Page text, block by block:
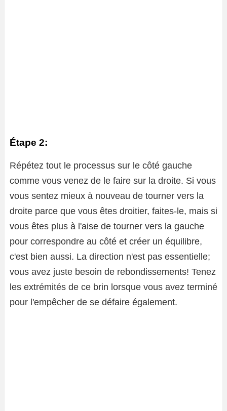
Étape 2:
Répétez tout le processus sur le côté gauche
comme vous venez de le faire sur la droite. Si vous
vous sentez mieux à nouveau de tourner vers la
droite parce que vous êtes droitier, faites-le, mais si
vous êtes plus à l'aise de tourner vers la gauche
pour correspondre au côté et créer un équilibre,
c'est bien aussi. La direction n'est pas essentielle;
vous avez juste besoin de rebondissements! Tenez
les extrémités de ce brin lorsque vous avez terminé
pour l'empêcher de se défaire également.